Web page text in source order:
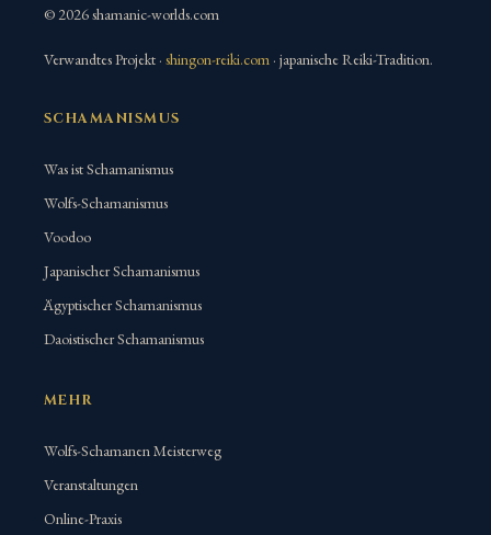
© 2026 shamanic-worlds.com
Verwandtes Projekt · shingon-reiki.com · japanische Reiki-Tradition.
SCHAMANISMUS
Was ist Schamanismus
Wolfs-Schamanismus
Voodoo
Japanischer Schamanismus
Ägyptischer Schamanismus
Daoistischer Schamanismus
MEHR
Wolfs-Schamanen Meisterweg
Veranstaltungen
Online-Praxis